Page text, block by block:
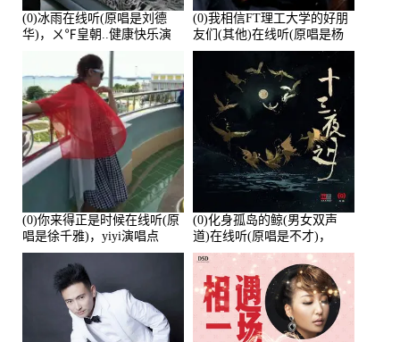
(0)冰雨在线听(原唱是刘德
华)，ㄨ℉皇朝..健康快乐演
唱点播:26643次
(0)我相信FT理工大学的好朋
友们(其他)在线听(原唱是杨
培安)，老乔演唱点播:23714
(0)你来得正是时候在线听(原
唱是徐千雅)，yiyi演唱点
播:21991次
(0)化身孤岛的鲸(男女双声
道)在线听(原唱是不才)，
HGBai演唱点播:19428次